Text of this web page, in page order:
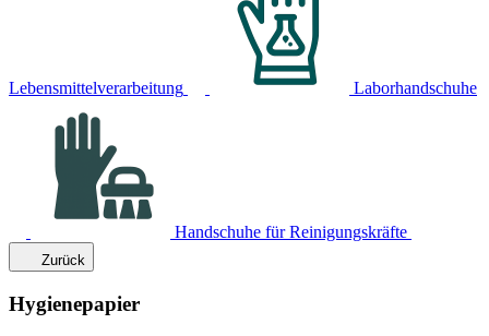
Lebensmittelverarbeitung Laborhandschuhe
Handschuhe für Reinigungskräfte
Zurück
Hygienepapier